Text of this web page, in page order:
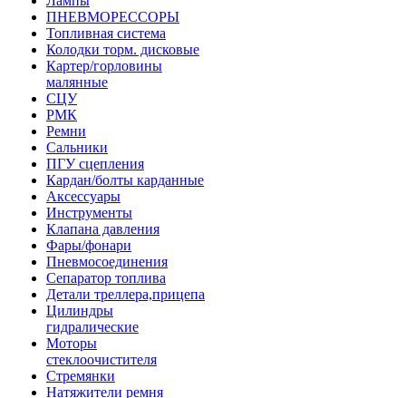
ПНЕВМОРЕССОРЫ
Топливная система
Колодки торм. дисковые
Картер/горловины
малянные
СЦУ
РМК
Ремни
Сальники
ПГУ сцепления
Кардан/болты карданные
Аксессуары
Инструменты
Клапана давления
Фары/фонари
Пневмосоединения
Сепаратор топлива
Детали треллера,прицепа
Цилиндры
гидралические
Моторы
стеклоочистителя
Стремянки
Натяжители ремня